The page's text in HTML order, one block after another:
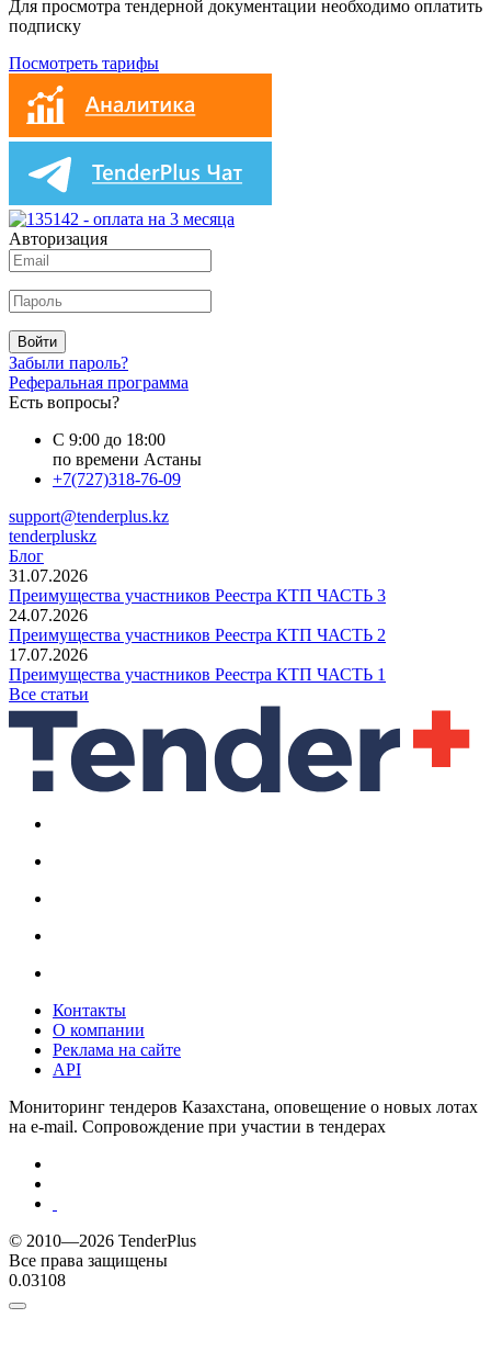
Для просмотра тендерной документации необходимо оплатить
подписку
Посмотреть тарифы
Авторизация
Войти
Забыли пароль?
Реферальная программа
Есть вопросы?
С 9:00 до 18:00
по времени Астаны
+7(727)318-76-09
support@tenderplus.kz
tenderpluskz
Блог
31.07.2026
Преимущества участников Реестра КТП ЧАСТЬ 3
24.07.2026
Преимущества участников Реестра КТП ЧАСТЬ 2
17.07.2026
Преимущества участников Реестра КТП ЧАСТЬ 1
Все статьи
Контакты
О компании
Реклама на сайте
API
Мониторинг тендеров Казахстана, оповещение о новых лотах
на e-mail. Сопровождение при участии в тендерах
© 2010—2026 TenderPlus
Все права защищены
0.03108